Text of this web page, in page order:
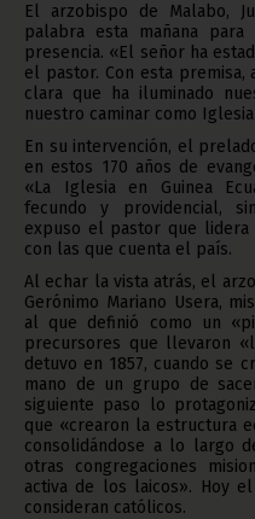
El arzobispo de Malabo,
palabra esta mañana
presencia. «El señor ha
el pastor. Con esta
clara que ha iluminado
nuestro caminar como
En su intervención, el
en estos 170 años de
«La Iglesia en Guinea
fecundo y providencial,
expuso el pastor que
con las que cuenta el país.
Al echar la vista atrás, el
Gerónimo Mariano Usera,
al que definió como un
precursores que llevaron
detuvo en 1857, cuando se
mano de un grupo de
siguiente paso lo
que «crearon la estructura
consolidándose a lo largo
otras congregaciones
activa de los laicos». Hoy
consideran católicos.